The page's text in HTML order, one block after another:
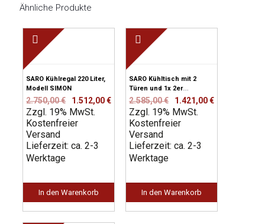
Ähnliche Produkte
SARO Kühlregal 220 Liter,
Modell SIMON
2.750,00€Ursprünglicher
Preis
war:
1.512,00€
Aktueller
Preis
ist:
Zzgl. 19% MwSt.
Kostenfreier
Versand
Lieferzeit: ca. 2-3
Werktage
In den Warenkorb
SARO Kühltisch mit 2
Türen und 1x 2er
Schubladenset, Modell
KYLJA 3110 TN
2.585,00€Ursprünglicher
Preis
war:
1.421,00€
Aktueller
Preis
ist:
Zzgl. 19% MwSt.
Kostenfreier
Versand
Lieferzeit: ca. 2-3
Werktage
In den Warenkorb